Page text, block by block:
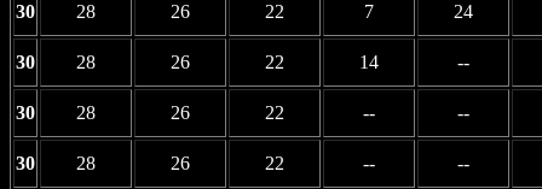
30 28 26 22 7 24
30 28 26 22 14 --
30 28 26 22 -- --
30 28 26 22 --
--